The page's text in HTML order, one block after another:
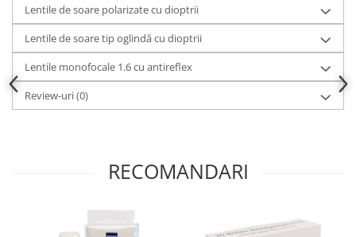
Lentile de soare polarizate cu dioptrii
Lentile de soare tip oglindă cu dioptrii
Lentile monofocale 1.6 cu antireflex
Review-uri(0)
RECOMANDARI